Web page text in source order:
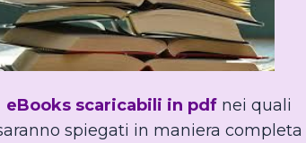
eBooks scaricabili in pdf nei quali
spiegati in maniera completa